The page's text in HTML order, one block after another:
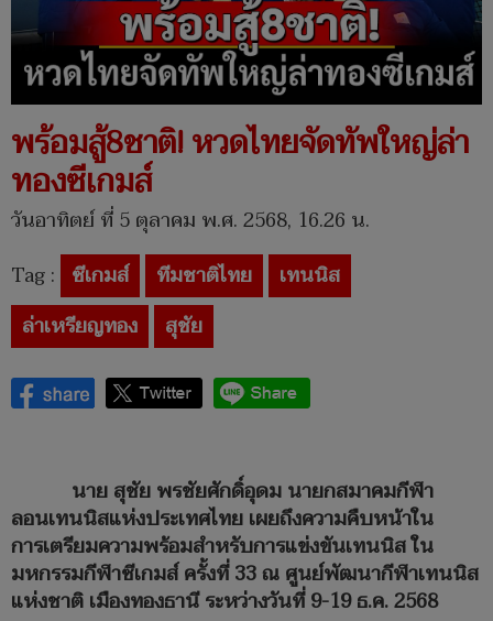
พร้อมสู้8ชาติ! หวดไทยจัดทัพใหญ่ล่า
ทองซีเกมส์
วันอาทิตย์ ที่ 5 ตุลาคม พ.ศ. 2568, 16.26 น.
Tag : ซีเกมส์ ทีมชาติไทย
เทนนิส
ล่าเหรียญทอง
สุชัย
นาย สุชัย พรชัยศักดิ์อุดม นายกสมาคมกีฬา
ลอนเทนนิสแห่งประเทศไทย เผยถึงความคืบหน้าใน
การเตรียมความพร้อมสำหรับการแข่งขันเทนนิส ใน
มหกรรมกีฬาซีเกมส์ ครั้งที่ 33 ณ ศูนย์พัฒนากีฬาเทนนิส
แห่งชาติ เมืองทองธานี ระหว่างวันที่ 9-19 ธ.ค. 2568